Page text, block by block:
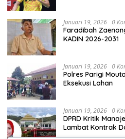
Januari 19, 2026 0
Faradibah
KADIN 2026-2031
Januari 19, 2026 0
Polres Parigi
Eksekusi Lahan
Januari 19, 2026 0
DPRD Kritik
Lambat Kontrak